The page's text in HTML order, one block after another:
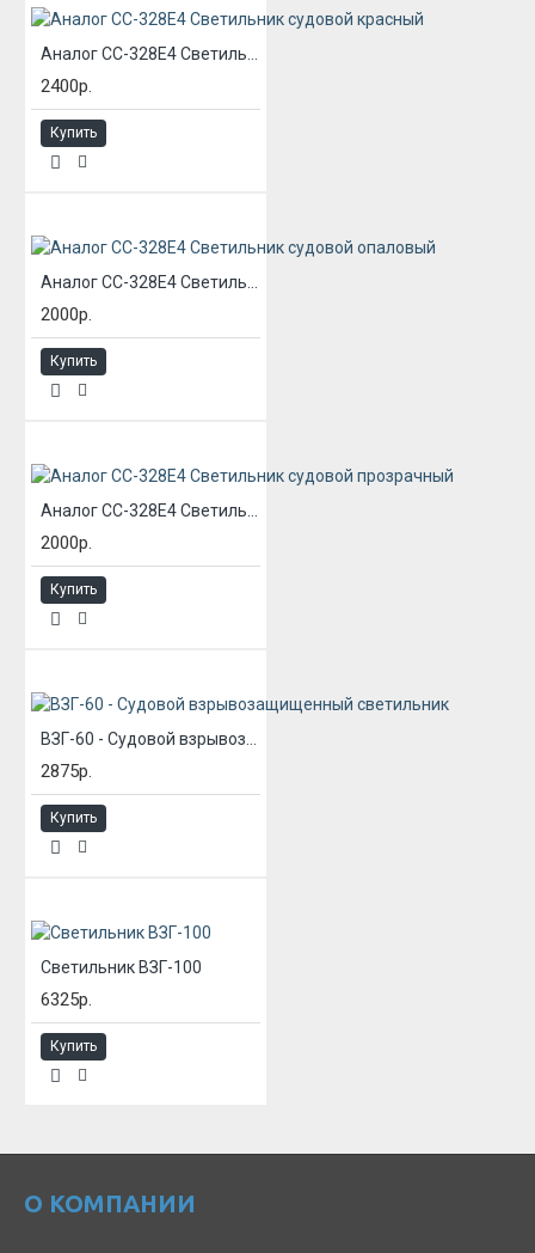
2400р.
Купить
2000р.
Купить
2000р.
Купить
2875р.
Купить
Светильник ВЗГ-100
6325р.
Купить
О КОМПАНИИ